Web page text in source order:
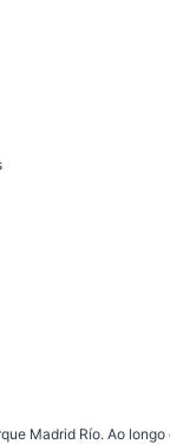
Madrid Río. Ao